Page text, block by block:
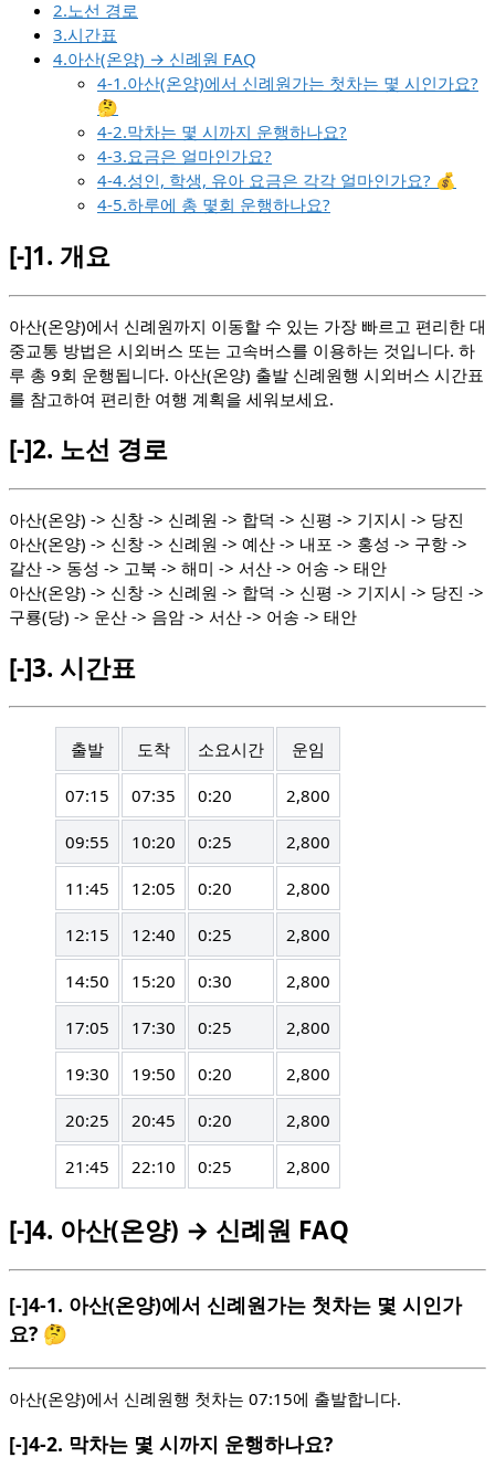
2.노선 경로
3.시간표
4.아산(온양) → 신례원 FAQ
4-1.아산(온양)에서 신례원가는 첫차는 몇 시인가요?
🤔
4-2.막차는 몇 시까지 운행하나요?
4-3.요금은 얼마인가요?
4-4.성인, 학생, 유아 요금은 각각 얼마인가요? 💰
4-5.하루에 총 몇회 운행하나요?
[-]1. 개요
아산(온양)에서 신례원까지 이동할 수 있는 가장 빠르고 편리한 대
중교통 방법은 시외버스 또는 고속버스를 이용하는 것입니다. 하
루 총 9회 운행됩니다. 아산(온양) 출발 신례원행 시외버스 시간표
를 참고하여 편리한 여행 계획을 세워보세요.
[-]2. 노선 경로
아산(온양) -> 신창 -> 신례원 -> 합덕 -> 신평 -> 기지시 -> 당진
아산(온양) -> 신창 -> 신례원 -> 예산 -> 내포 -> 홍성 -> 구항 ->
갈산 -> 동성 -> 고북 -> 해미 -> 서산 -> 어송 -> 태안
아산(온양) -> 신창 -> 신례원 -> 합덕 -> 신평 -> 기지시 -> 당진 ->
구룡(당) -> 운산 -> 음암 -> 서산 -> 어송 -> 태안
[-]3. 시간표
출발 도착 소요시간 운임
07:15 07:35 0:20 2,800
09:55 10:20 0:25 2,800
11:45 12:05 0:20 2,800
12:15 12:40 0:25 2,800
14:50 15:20 0:30 2,800
17:05 17:30 0:25 2,800
19:30 19:50 0:20 2,800
20:25 20:45 0:20 2,800
21:45 22:10 0:25 2,800
[-]4. 아산(온양) → 신례원 FAQ
[-]4-1. 아산(온양)에서 신례원가는 첫차는 몇 시인가
요? 🤔
아산(온양)에서 신례원행 첫차는 07:15에 출발합니다.
[-]4-2. 막차는 몇 시까지 운행하나요?